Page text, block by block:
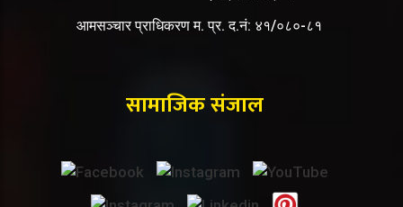
आमसञ्चार प्राधिकरण म. प्र. द.नं: ४१/०८०-८१
सामाजिक संजाल